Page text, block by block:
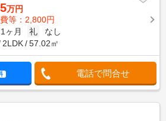
万円
等：2,800円
1ヶ月 礼
なし
2LDK 57.02㎡
電話で問合せ